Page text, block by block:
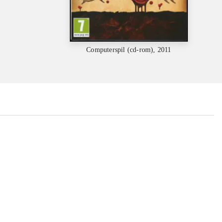
Computerspil (cd-rom), 2011